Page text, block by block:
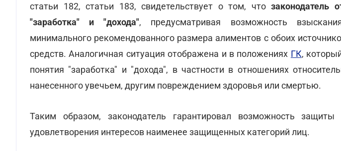
статьи 182, статьи 183, свидетельствует о том, что законодатель
"заработка" и "дохода", предусматривая возможность
минимального рекомендованного размера алиментов с обоих
средств. Аналогичная ситуация отображена и в положениях ГК,
понятия "заработка" и "дохода", в частности в отношениях
нанесенного увечьем, другим повреждением здоровья или смертью.
Таким образом, законодатель гарантировал возможность
удовлетворения интересов наименее защищенных категорий лиц.